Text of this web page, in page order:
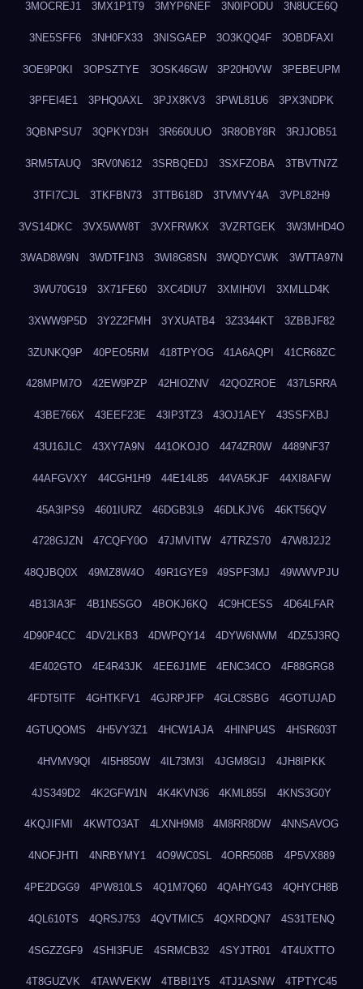
3MOCREJ1 3MX1P1T9 3MYP6NEF 3N0IPODU 3N8UCE6Q
3NE5SFF6 3NH0FX33 3NISGAEP 3O3KQQ4F 3OBDFAXI
3OE9P0KI 3OPSZTYE 3OSK46GW 3P20H0VW 3PEBEUPM
3PFEI4E1 3PHQ0AXL 3PJX8KV3 3PWL81U6 3PX3NDPK
3QBNPSU7 3QPKYD3H 3R660UUO 3R8OBY8R 3RJJOB51
3RM5TAUQ 3RV0N612 3SRBQEDJ 3SXFZOBA 3TBVTN7Z
3TFI7CJL 3TKFBN73 3TTB618D 3TVMVY4A 3VPL82H9
3VS14DKC 3VX5WW8T 3VXFRWKX 3VZRTGEK 3W3MHD4O
3WAD8W9N 3WDTF1N3 3WI8G8SN 3WQDYCWK 3WTTA97N
3WU70G19 3X71FE60 3XC4DIU7 3XMIH0VI 3XMLLD4K
3XWW9P5D 3Y2Z2FMH 3YXUATB4 3Z3344KT 3ZBBJF82
3ZUNKQ9P 40PEO5RM 418TPYOG 41A6AQPI 41CR68ZC
428MPM7O 42EW9PZP 42HIOZNV 42QOZROE 437L5RRA
43BE766X 43EEF23E 43IP3TZ3 43OJ1AEY 43SSFXBJ
43U16JLC 43XY7A9N 441OKOJO 4474ZR0W 4489NF37
44AFGVXY 44CGH1H9 44E14L85 44VA5KJF 44XI8AFW
45A3IPS9 4601IURZ 46DGB3L9 46DLKJV6 46KT56QV
4728GJZN 47CQFY0O 47JMVITW 47TRZS70 47W8J2J2
48QJBQ0X 49MZ8W4O 49R1GYE9 49SPF3MJ 49WWVPJU
4B13IA3F 4B1N5SGO 4BOKJ6KQ 4C9HCESS 4D64LFAR
4D90P4CC 4DV2LKB3 4DWPQY14 4DYW6NWM 4DZ5J3RQ
4E402GTO 4E4R43JK 4EE6J1ME 4ENC34CO 4F88GRG8
4FDT5ITF 4GHTKFV1 4GJRPJFP 4GLC8SBG 4GOTUJAD
4GTUQOMS 4H5VY3Z1 4HCW1AJA 4HINPU4S 4HSR603T
4HVMV9QI 4I5H850W 4IL73M3I 4JGM8GIJ 4JH8IPKK
4JS349D2 4K2GFW1N 4K4KVN36 4KML855I 4KNS3G0Y
4KQJIFMI 4KWTO3AT 4LXNH9M8 4M8RR8DW 4NNSAVOG
4NOFJHTI 4NRBYMY1 4O9WC0SL 4ORR508B 4P5VX889
4PE2DGG9 4PW810LS 4Q1M7Q60 4QAHYG43 4QHYCH8B
4QL610TS 4QRSJ753 4QVTMIC5 4QXRDQN7 4S31TENQ
4SGZZGF9 4SHI3FUE 4SRMCB32 4SYJTR01 4T4UXTTO
4T8GUZVK 4TAWVEKW 4TBBI1Y5 4TJ1ASNW 4TPTYC45